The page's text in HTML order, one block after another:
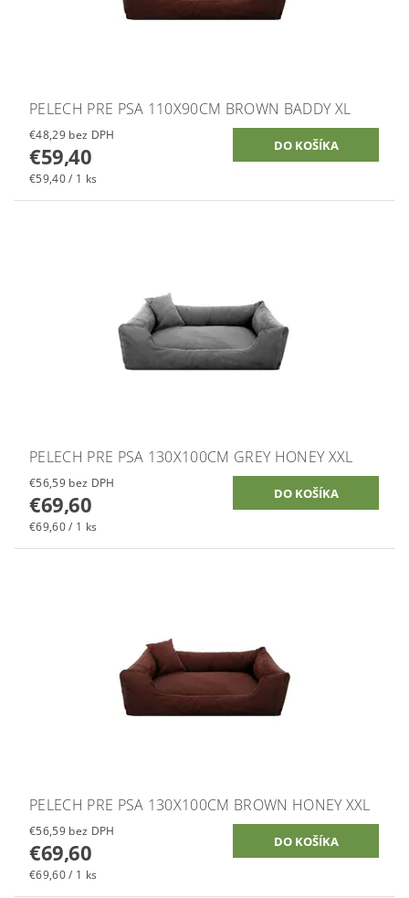
PELECH PRE PSA 110X90CM BROWN BADDY XL
€48,29 bez DPH
€59,40
€59,40 / 1 ks
PELECH PRE PSA 130X100CM GREY HONEY XXL
€56,59 bez DPH
€69,60
€69,60 / 1 ks
PELECH PRE PSA 130X100CM BROWN HONEY XXL
€56,59 bez DPH
€69,60
€69,60 / 1 ks